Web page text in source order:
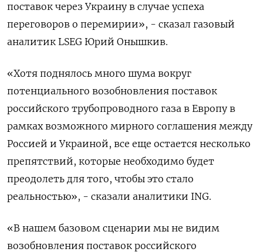
поставок через Украину в случае успеха
переговоров о перемирии», - сказал газовый
аналитик LSEG Юрий Онышкив.
«Хотя поднялось много шума вокруг
потенциального возобновления поставок
российского трубопроводного газа в Европу в
рамках возможного мирного соглашения между
Россией и Украиной, все еще остается несколько
препятствий, которые необходимо будет
преодолеть для того, чтобы это стало
реальностью», - сказали аналитики ING.
«В нашем базовом сценарии мы не видим
возобновления поставок российского